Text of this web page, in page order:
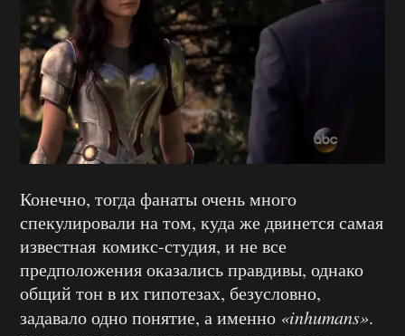
Конечно, тогда фанаты очень много
спекулировали на том, куда же двинется самая
известная комикс-студия, и не все
предположения оказались правдивы, однако
общий тон в их гипотезах, безусловно,
задавало одно понятие, а именно «inhumans».